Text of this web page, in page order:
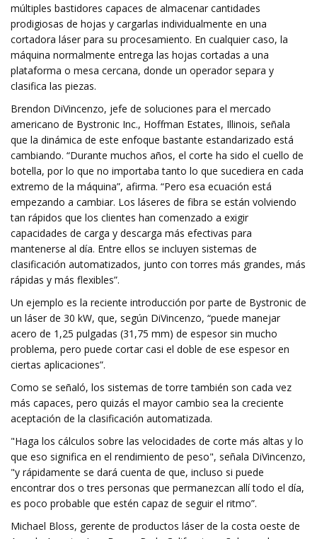
múltiples bastidores capaces de almacenar cantidades
prodigiosas de hojas y cargarlas individualmente en una
cortadora láser para su procesamiento. En cualquier caso, la
máquina normalmente entrega las hojas cortadas a una
plataforma o mesa cercana, donde un operador separa y
clasifica las piezas.
Brendon DiVincenzo, jefe de soluciones para el mercado
americano de Bystronic Inc., Hoffman Estates, Illinois, señala
que la dinámica de este enfoque bastante estandarizado está
cambiando. “Durante muchos años, el corte ha sido el cuello de
botella, por lo que no importaba tanto lo que sucediera en cada
extremo de la máquina”, afirma. “Pero esa ecuación está
empezando a cambiar. Los láseres de fibra se están volviendo
tan rápidos que los clientes han comenzado a exigir
capacidades de carga y descarga más efectivas para
mantenerse al día. Entre ellos se incluyen sistemas de
clasificación automatizados, junto con torres más grandes, más
rápidas y más flexibles”.
Un ejemplo es la reciente introducción por parte de Bystronic de
un láser de 30 kW, que, según DiVincenzo, “puede manejar
acero de 1,25 pulgadas (31,75 mm) de espesor sin mucho
problema, pero puede cortar casi el doble de ese espesor en
ciertas aplicaciones”.
Como se señaló, los sistemas de torre también son cada vez
más capaces, pero quizás el mayor cambio sea la creciente
aceptación de la clasificación automatizada.
"Haga los cálculos sobre las velocidades de corte más altas y lo
que eso significa en el rendimiento de peso", señala DiVincenzo,
"y rápidamente se dará cuenta de que, incluso si puede
encontrar dos o tres personas que permanezcan allí todo el día,
es poco probable que estén capaz de seguir el ritmo”.
Michael Bloss, gerente de productos láser de la costa oeste de